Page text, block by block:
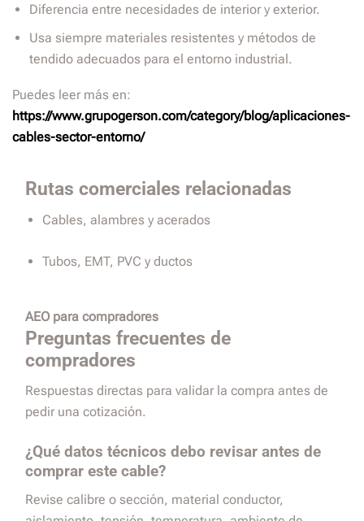
Diferencia entre necesidades de interior y exterior.
Usa siempre materiales resistentes y métodos de
tendido adecuados para el entorno industrial.
Puedes leer más en:
https://www.grupogerson.com/category/blog/aplicaciones-
cables-sector-entorno/
Rutas comerciales relacionadas
Cables, alambres y acerados
Tubos, EMT, PVC y ductos
AEO para compradores
Preguntas frecuentes de
compradores
Respuestas directas para validar la compra antes de
pedir una cotización.
¿Qué datos técnicos debo revisar antes de
comprar este cable?
Revise calibre o sección, material conductor,